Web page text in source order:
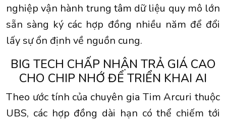
nghiệp vận hành trung tâm dữ liệu quy mô lớn
sẵn sàng ký các hợp đồng nhiều năm để đổi
lấy sự ổn định về nguồn cung.
BIG TECH CHẤP NHẬN TRẢ GIÁ CAO
CHO CHIP NHỚ ĐỂ TRIỂN KHAI AI
Theo ước tính của chuyên gia Tim Arcuri thuộc
UBS, các hợp đồng dài hạn có thể chiếm tới